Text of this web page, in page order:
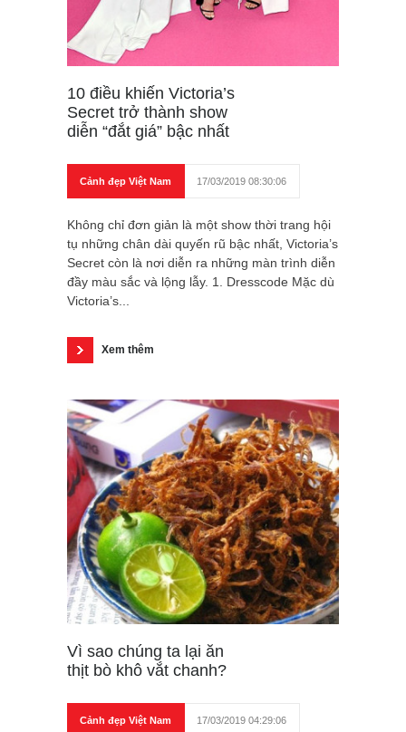
10 điều khiến Victoria’s
Secret trở thành show
diễn “đắt giá” bậc nhất
Cảnh đẹp Việt Nam 17/03/2019 08:30:06
Không chỉ đơn giản là một show thời trang hội
tụ những chân dài quyến rũ bậc nhất, Victoria’s
Secret còn là nơi diễn ra những màn trình diễn
đầy màu sắc và lộng lẫy. 1. Dresscode Mặc dù
Victoria’s...
Xem thêm
Vì sao chúng ta lại ăn
thịt bò khô vắt chanh?
Cảnh đẹp Việt Nam 17/03/2019 04:29:06